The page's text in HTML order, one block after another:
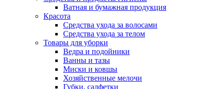
Ватная и бумажная продукция
Красота
Средства ухода за волосами
Средства ухода за телом
Товары для уборки
Ведра и подойники
Ванны и тазы
Миски и ковшы
Хозяйственные мелочи
Губки, салфетки